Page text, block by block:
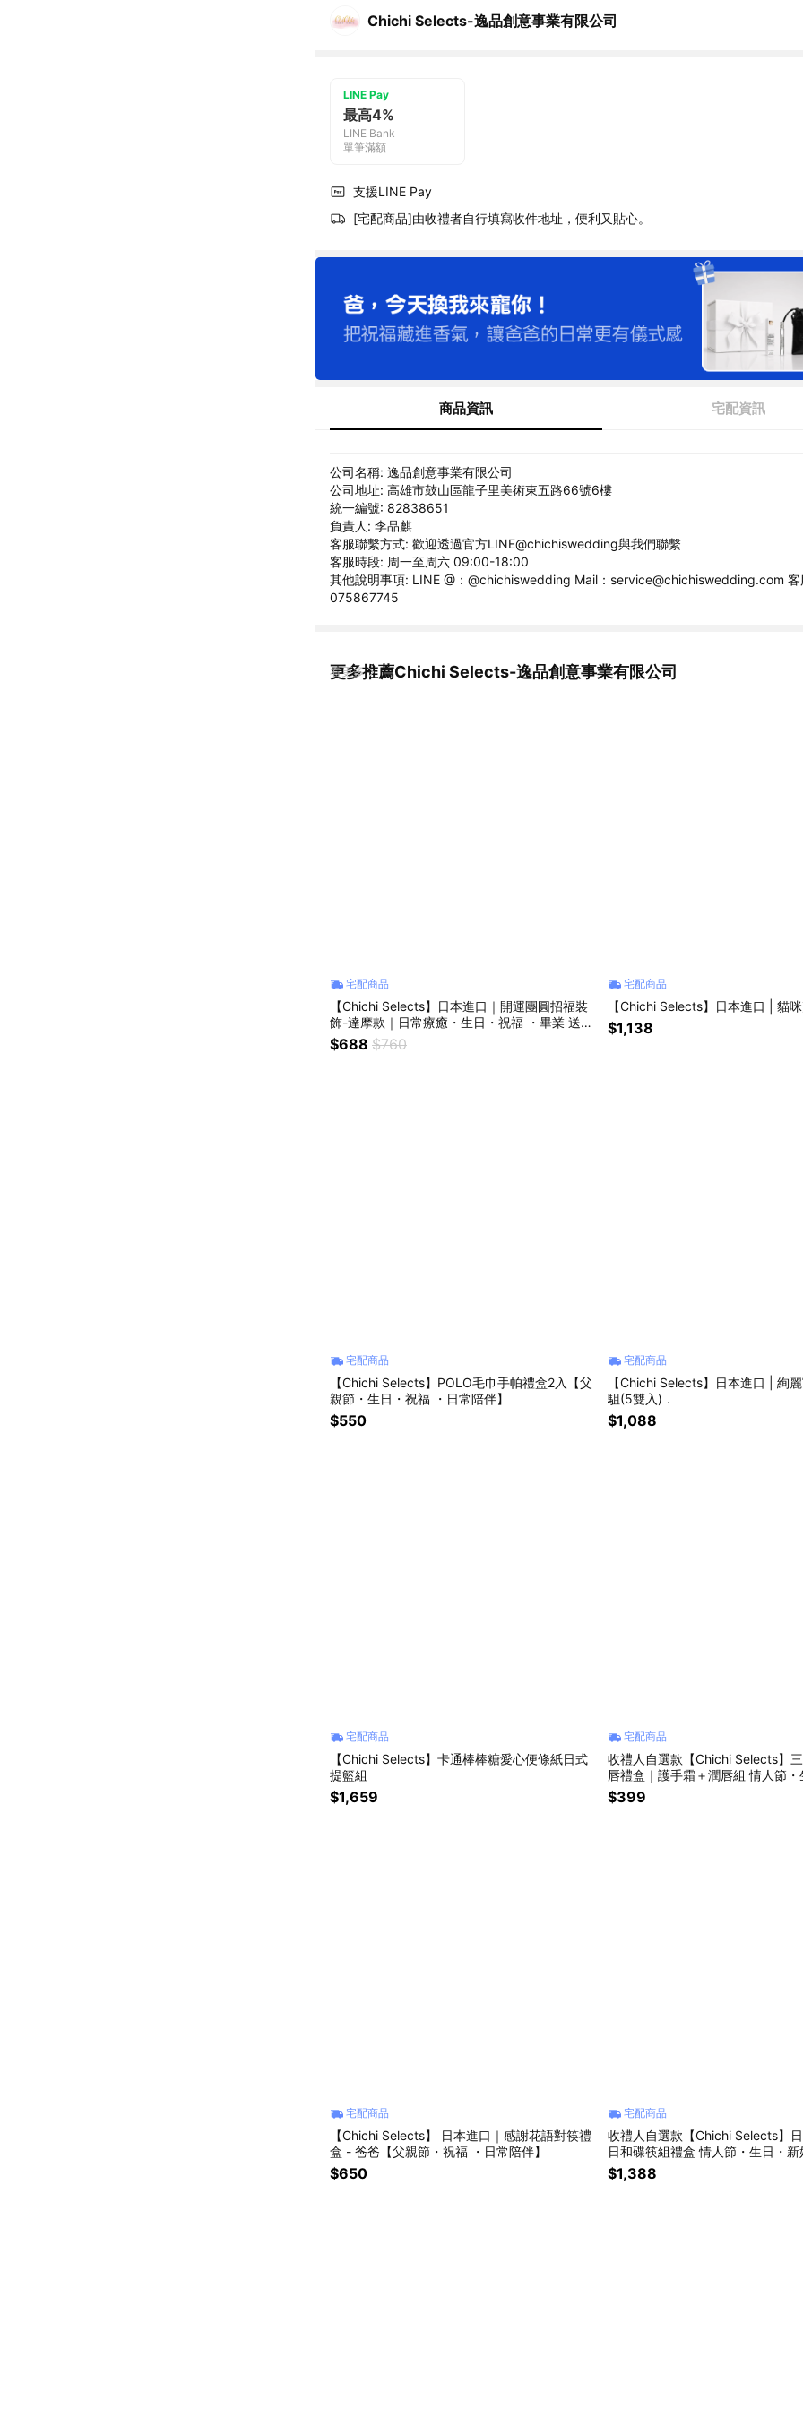
Chichi Selects-逸品創意事業有限公司
LINE Pay
最高4%
LINE Bank
單筆滿額
支援LINE Pay
[宅配商品]由收禮者自行填寫收件地址，便利又貼心。
商品資訊 宅配資訊
公司名稱: 逸品創意事業有限公司
公司地址: 高雄市鼓山區龍子里美術東五路66號6樓
統一編號: 82838651
負責人: 李品麒
客服聯繫方式: 歡迎透過官方LINE@chichiswedding與我們聯繫
客服時段: 周一至周六 09:00-18:00
其他說明事項: LINE @：@chichiswedding Mail：service@chichiswedding.com 客
075867745
更多推薦Chichi Selects-逸品創意事業有限公司
看更多
宅配商品
【Chichi Selects】日本進口｜開運團圓招福裝
飾-達摩款｜日常療癒・生日・祝福 ・畢業 送禮
推薦
$688 $760
宅配商品
【Chichi Selects】日本進口 | 貓
$1,138
宅配商品
【Chichi Selects】POLO毛巾手帕禮盒2入【父
親節・生日・祝福 ・日常陪伴】
$550
宅配商品
【Chichi Selects】日本進口 | 絢
駔(5雙入)．
$1,088
宅配商品
【Chichi Selects】卡通棒棒糖愛心便條紙日式
提籃組
$1,659
宅配商品
收禮人自選款【Chichi Selects】
唇禮盒｜護手霜＋潤唇組 情人節・
物
$399
宅配商品
【Chichi Selects】 日本進口｜感謝花語對筷禮
盒 - 爸爸【父親節・祝福 ・日常陪伴】
$650
宅配商品
收禮人自選款【Chichi Selects】
日和碟筷組禮盒 情人節・生日
$1,388